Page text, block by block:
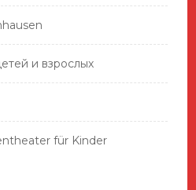
и взрослых
für Kinder